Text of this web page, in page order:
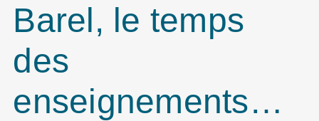
Barel, le temps
des
enseignements…